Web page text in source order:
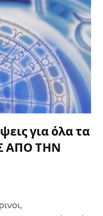
για όλα τα
ΑΠΟ ΤΗΝ